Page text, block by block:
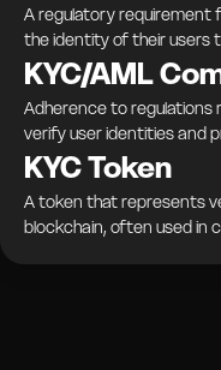
A regulatory requirement
the identity of their users
KYC/AML
Adherence to regulations
verify user identities and
KYC Token
A token that represents
blockchain, often used in